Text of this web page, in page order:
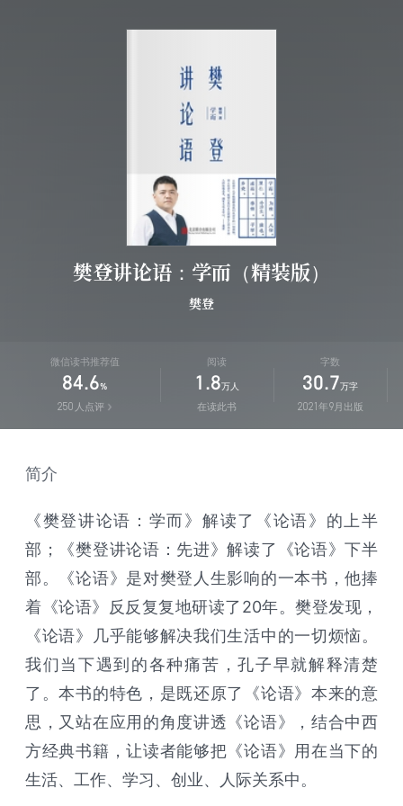
樊登讲论语：学而（精装版）
樊登
微信读书推荐值
84.6%
250 人点评
阅读
1.8 万人
在读此书
字数
30.7 万字
2021年9月出版
简介
《樊登讲论语：学而》解读了《论语》的上半
部；《樊登讲论语：先进》解读了《论语》下半
部。《论语》是对樊登人生影响的一本书，他捧
着《论语》反反复复地研读了20年。樊登发现，
《论语》几乎能够解决我们生活中的一切烦恼。
我们当下遇到的各种痛苦，孔子早就解释清楚
了。本书的特色，是既还原了《论语》本来的意
思，又站在应用的角度讲透《论语》，结合中西
方经典书籍，让读者能够把《论语》用在当下的
生活、工作、学习、创业、人际关系中。